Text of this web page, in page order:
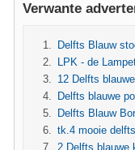
Verwante
Delfts Blauw
LPK - de
12 Delfts
Delfts blauwe
Delfts Blauw
tk.4 mooie
2 Delfts blauwe